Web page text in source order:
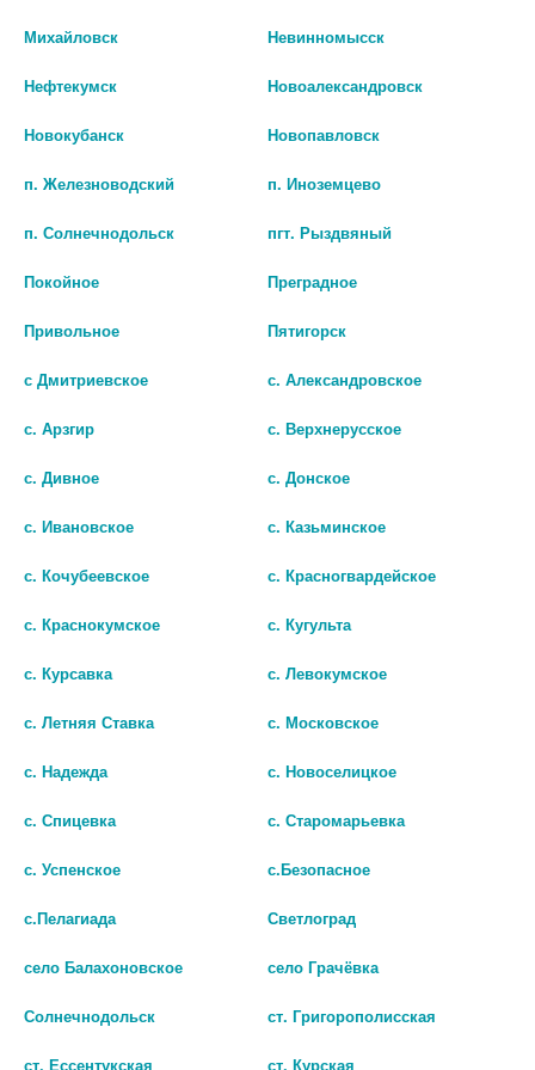
цена: 424 руб.
Показать все ...
Популярные в разделе
НОВО-СЕД N30 КАПС ПО
НАСТОЙКА
250МЛ
126
В КОРЗИНУ
Михайловск Невинномысск
Нефтекумск Новоалександровск
Новокубанск Новопавловск
п. Железноводский п. Иноземцево
п. Солнечнодольск пгт. Рыздвяный
Покойное Преградное
Привольное Пятигорск
с Дмитриевское с. Александровское
с. Арзгир с. Верхнерусское
с. Дивное с. Донское
с. Ивановское с. Казьминское
с. Кочубеевское с. Красногвардейское
с. Краснокумское с. Кугульта
с. Курсавка с. Левокумское
с. Летняя Ставка с. Московское
с. Надежда с. Новоселицкое
с. Спицевка с. Старомарьевка
с. Успенское с.Безопасное
с.Пелагиада Светлоград
село Балахоновское село Грачёвка
Солнечнодольск ст. Григорополисская
ст. Ессентукская ст. Курская